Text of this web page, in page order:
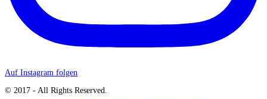
Auf Instagram folgen
© 2017 - All Rights Reserved.